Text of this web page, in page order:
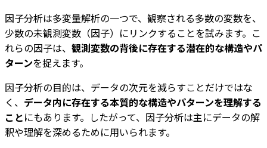
因子分析は多変量解析の一つで、観察される多数の変数を、
少数の未観測変数（因子）にリンクすることを試みます。こ
れらの因子は、 観測変数の背後に存在する潜在的な構造やパ
ターンを捉えます。
因子分析の目的は、データの次元を減らすことだけではな
く、 データ内に存在する本質的な構造やパターンを理解する
ことにもあります。したがって、因子分析は主にデータの解
釈や理解を深めるために用いられます。